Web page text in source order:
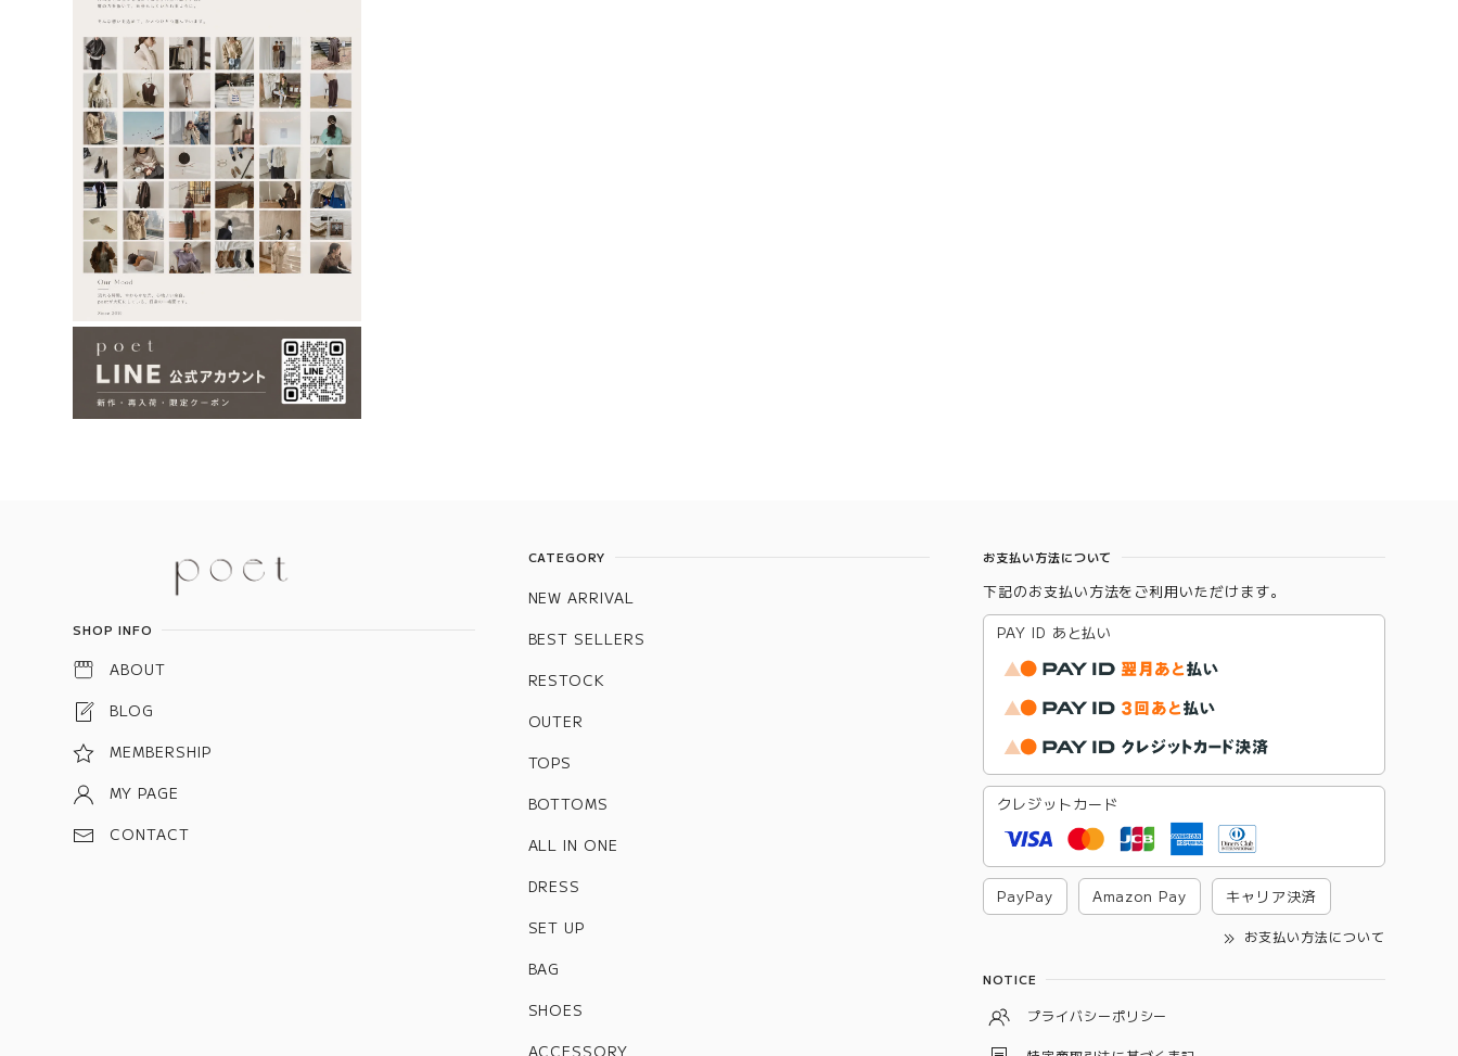
Information
SHOP INFO
ABOUT
BLOG
MEMBERSHIP
MY PAGE
CONTACT
CATEGORY
NEW ARRIVAL
BEST SELLERS
RESTOCK
OUTER
TOPS
BOTTOMS
ALL IN ONE
DRESS
SET UP
BAG
SHOES
ACCESSORY
お支払い方法について
下記のお支払い方法をご利用いただけます。
PAY ID あと払い
クレジットカード
PayPay Amazon Pay キャリア決済
お支払い方法について
NOTICE
プライバシーポリシー